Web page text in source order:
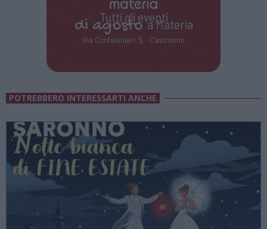
Tutti gli eventi
di agostoa Materia
Via Confalonieri, 5 - Castronno
POTREBBERO INTERESSARTI ANCHE